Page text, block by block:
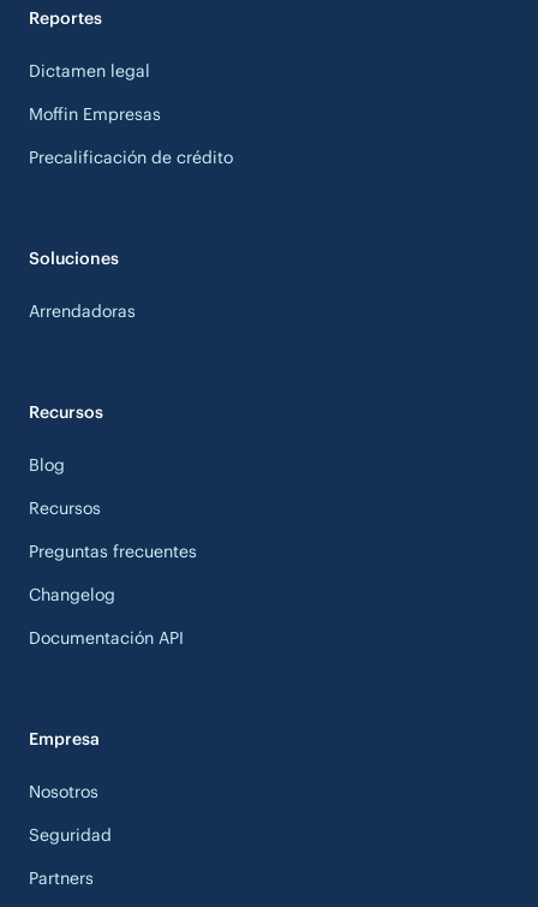
Reportes
Dictamen legal
Moffin Empresas
Precalificación de crédito
Soluciones
Arrendadoras
Recursos
Blog
Recursos
Preguntas frecuentes
Changelog
Documentación API
Empresa
Nosotros
Seguridad
Partners